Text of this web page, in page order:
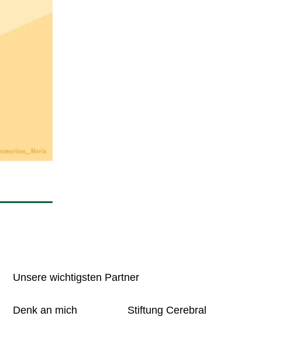
Unsere wichtigsten Partner
Denk an mich Stiftung Cerebral